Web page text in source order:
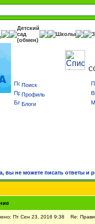
Детский
сад
(обмен)
Школы
Поиск
Профиль
Блоги
Пт Сен 23, 2016 9:38 Re: